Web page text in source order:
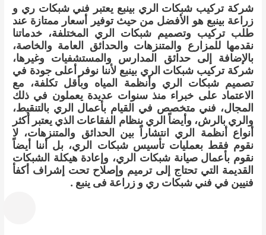
شركة تركيب شبكات الري بينبع يعتبر فني شبكات ري و
زراعة بينبع هو الأفضل من حيث توفير أسعار ممتازة عند
طلب تركيب وتصميم شبكات الري المختلفة، خدماتنا
نقدمها للمزارع والمتنزهات والحدائق العامة والخاصة،
بالإضافة إلى حدائق المدارس والمستشفيات وغيرها،
شركة تركيب شبكات الري بينبع لأننا نوفر أعلى جودة في
تصميم شبكات الري وأنظمة المياه وبأقل تكلفة، مع
الاعتماد على خبراء منذ سنوات عديدة يعملون في ذلك
المجال، فني متخصص في القيام بأعمال الري بالتنقيط،
والري بالرش، وأيضاً الري بنظام الفقاعات الذي يعتبر أكثر
أنواع أنظمة الري انتشاراً بين الحدائق والمتنزهات، لا
نقوم فقط بعمليات تأسيس شبكات الري، بل أننا أيضاً
نقوم بأعمال صيانة شبكات الري، وإعادة هيكلة الشبكات
القديمة التي تحتاج إلى ترميم وإصلاح تحت إشراف أكفأ
فنيين في فني شبكات ري و زراعة فى ينبع .